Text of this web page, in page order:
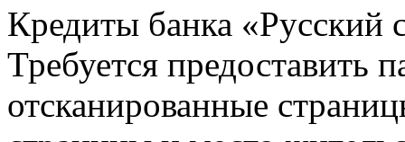
Кредиты банка «Русский
Требуется предоставить
отсканированные